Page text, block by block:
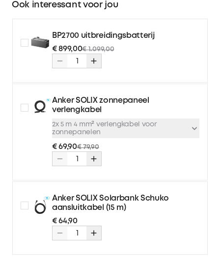
Ook interessant voor jou
BP2700 uitbreidingsbatterij
€ 899,00€ 1.099,00
Anker SOLIX zonnepaneel
verlengkabel
2x 5 m 4 mm² verlengkabel voor
zonnepanelen
2x 5 m 4 mm² verlengkabel
voor zonnepanelen
€ 89,90€ 99,90
2x 5 m 6 mm² verlengkabel
voor zonnepanelen
2x 10 m 6 mm² verlengkab
el voor zonnepanelen
€ 69,90€ 79,90
Anker SOLIX Solarbank Schuko
aansluitkabel (15 m)
€ 64,90